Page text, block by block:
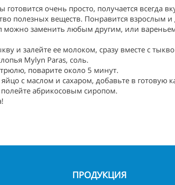
готовится очень просто, получается всегда
полезных веществ. Понравится взрослым и
можно заменить любым другим, или
и залейте ее молоком, сразу вместе с
Mylyn Paras, соль.
поварите около 5 минут.
с маслом и сахаром, добавьте в готовую
абрикосовым сиропом.
ПРОДУКЦИЯ